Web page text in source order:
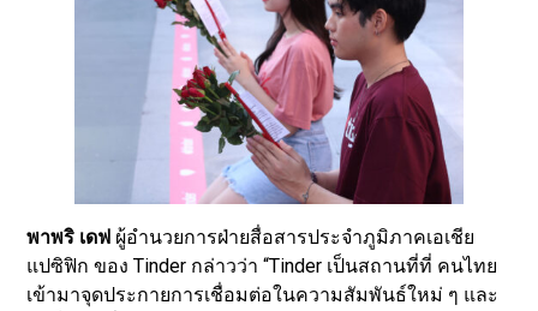
พาพริ เดฟ ผู้อำนวยการฝ่ายสื่อสารประจำภูมิภาคเอเชีย
แปซิฟิก ของ Tinder กล่าวว่า “Tinder เป็นสถานที่ที่ คนไทย
เข้ามาจุดประกายการเชื่อมต่อในความสัมพันธ์ใหม่ ๆ และ